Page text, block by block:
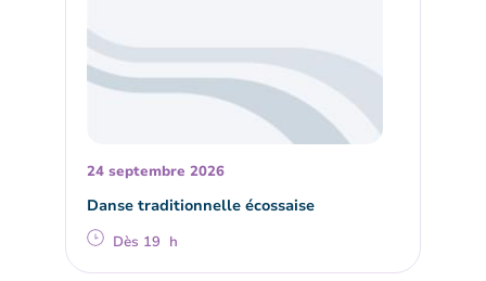
24 septembre 2026
Danse traditionnelle écossaise
Dès 19 h